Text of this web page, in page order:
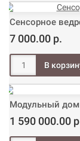
Сенсорное
7 000.00 р.
Модульный дом
1 590 000.00